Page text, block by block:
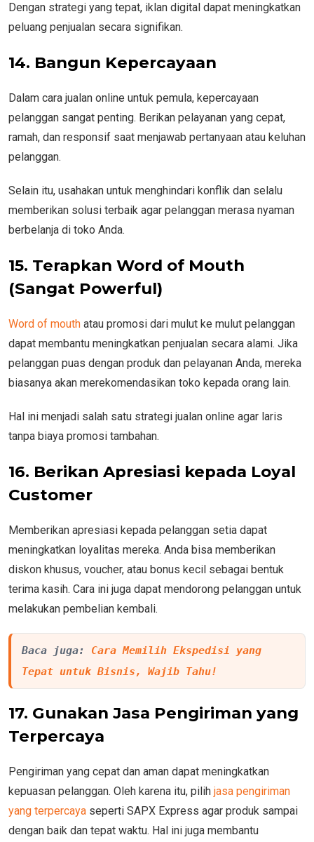
Dengan strategi yang tepat, iklan digital dapat meningkatkan
peluang penjualan secara signifikan.
14. Bangun Kepercayaan
Dalam cara jualan online untuk pemula, kepercayaan
pelanggan sangat penting. Berikan pelayanan yang cepat,
ramah, dan responsif saat menjawab pertanyaan atau keluhan
pelanggan.
Selain itu, usahakan untuk menghindari konflik dan selalu
memberikan solusi terbaik agar pelanggan merasa nyaman
berbelanja di toko Anda.
15. Terapkan Word of Mouth
(Sangat Powerful)
Word of mouth atau promosi dari mulut ke mulut pelanggan
dapat membantu meningkatkan penjualan secara alami. Jika
pelanggan puas dengan produk dan pelayanan Anda, mereka
biasanya akan merekomendasikan toko kepada orang lain.
Hal ini menjadi salah satu strategi jualan online agar laris
tanpa biaya promosi tambahan.
16. Berikan Apresiasi kepada Loyal
Customer
Memberikan apresiasi kepada pelanggan setia dapat
meningkatkan loyalitas mereka. Anda bisa memberikan
diskon khusus, voucher, atau bonus kecil sebagai bentuk
terima kasih. Cara ini juga dapat mendorong pelanggan untuk
melakukan pembelian kembali.
Baca juga: Cara Memilih Ekspedisi yang
Tepat untuk Bisnis, Wajib Tahu!
17. Gunakan Jasa Pengiriman yang
Terpercaya
Pengiriman yang cepat dan aman dapat meningkatkan
kepuasan pelanggan. Oleh karena itu, pilih jasa pengiriman
yang terpercaya seperti SAPX Express agar produk sampai
dengan baik dan tepat waktu. Hal ini juga membantu